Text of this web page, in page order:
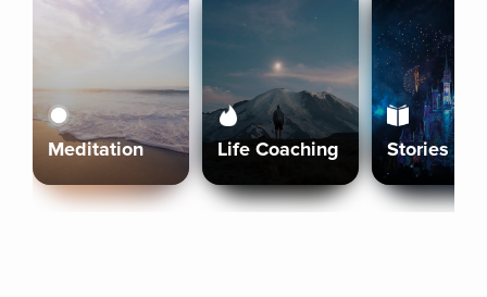
Meditation Life Coaching Stories